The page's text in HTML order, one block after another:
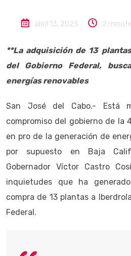
abril 13, 2023 2
**La adquisición de 13
del Gobierno Federal,
energías renovables
San José del Cabo.- Está
compromiso del gobierno de la
en pro de la generación de
por supuesto en Baja
Gobernador Víctor Castro
inquietudes que ha
compra de 13 plantas a
Federal.